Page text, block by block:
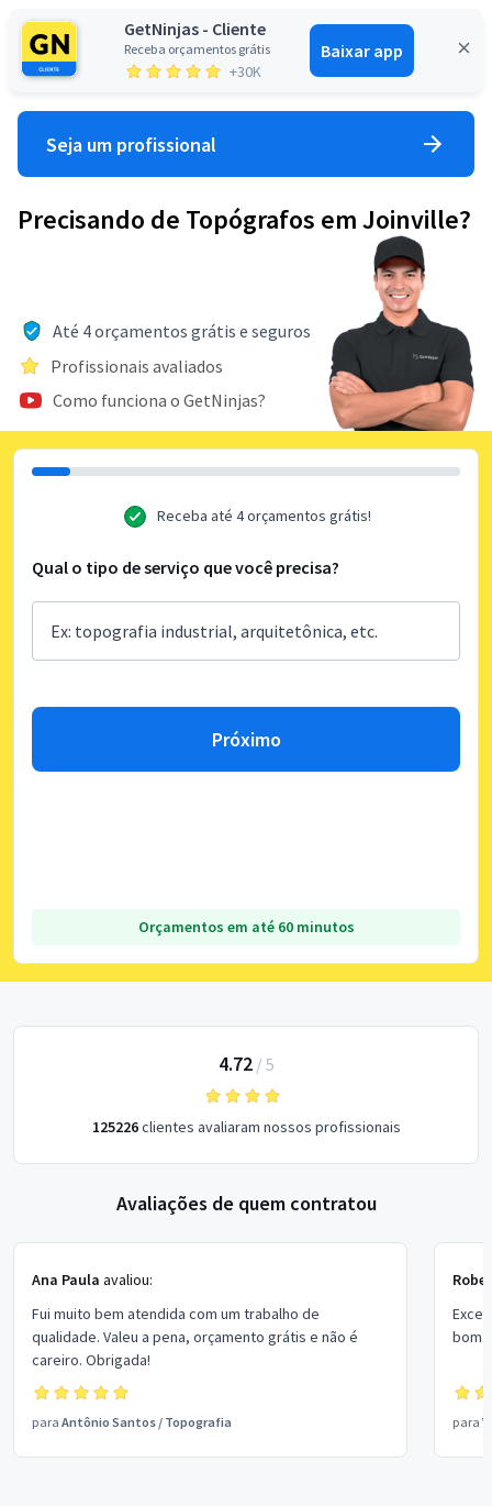
GetNinjas - Cliente
Receba orçamentos grátis
+30K
Baixar app
Entrar
Seja um profissional
Precisando de Topógrafos em Joinville?
Até 4 orçamentos grátis e seguros
Profissionais avaliados
Como funciona o GetNinjas?
Receba até 4 orçamentos grátis!
Qual o tipo de serviço que você precisa?
Próximo
Orçamentos em até 60 minutos
4.72/ 5
125226clientes avaliaram nossos profissionais
Avaliações de quem contratou
Ana Paula avaliou:
Fui muito bem atendida com um trabalho de
qualidade. Valeu a pena, orçamento grátis e não é
careiro. Obrigada!
para Antônio Santos / Topografia
bom
para